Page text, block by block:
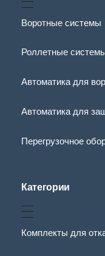
Воротные системы
Роллетные
Автоматика для
Автоматика для
Перегрузочное
Категории
Комплекты для